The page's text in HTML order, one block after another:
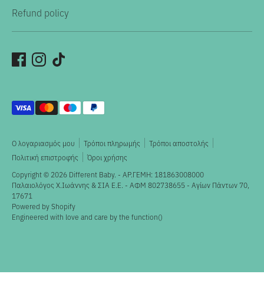
Refund policy
Ο λογαριασμός μου Τρόποι πληρωμής
Τρόποι αποστολής
Πολιτική επιστροφής
Όροι χρήσης
Copyright © 2026 Different Baby. - ΑΡ.ΓΕΜΗ: 181863008000
Παλαιολόγος X.Ιωάννης & ΣΙΑ Ε.Ε. - ΑΦΜ 802738655 - Αγίων Πάντων 70,
17671
Powered by Shopify
Engineered with love and care by the function()
Αποδεκτοί
τρόποι